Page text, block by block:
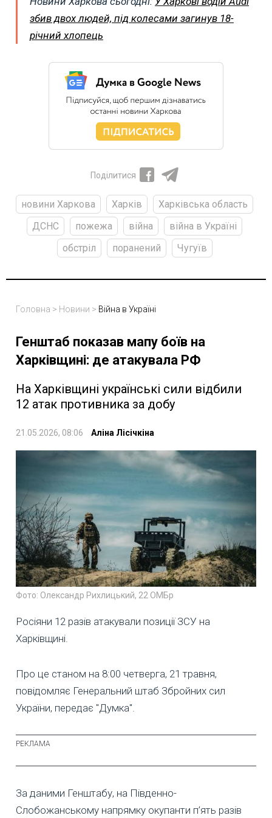
збив двох людей, під колесами загинув 18-
річний хлопець
Поділитися
новини Харкова Харків
Харківська область
ДСНС
пожежа війна
війна в Україні
обстріл
поранений Чугуїв
Головна > Новини > Війна в Україні
Генштаб показав мапу боїв на
Харківщині: де атакувала РФ
На Харківщині українські сили відбили
12 атак противника за добу
21.05.2026, 08:06 Аліна Лісічкіна
Фото: Олександр Рихлицький, 22 ОМБр
Росіяни 12 разів атакували позиції ЗСУ на
Харківщині.
Про це станом на 8:00 четверга, 21 травня,
повідомляє Генеральний штаб Збройних сил
України, передає "Думка".
За даними Генштабу, на Південно-
Слобожанському напрямку окупанти п’ять разів